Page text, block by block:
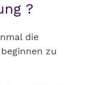
?
die
zu